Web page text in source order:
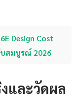
Design Cost
สมบูรณ์ 2026
และวัดผล